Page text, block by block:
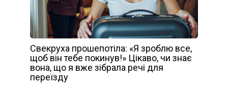
Свекруха прошепотіла: «Я зроблю все,
щоб він тебе покинув!» Цікаво, чи знає
вона, що я вже зібрала речі для
переїзду